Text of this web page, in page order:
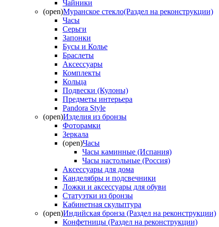
Чайники
(open)Муранское стекло(Раздел на реконструкции)
Часы
Серьги
Запонки
Бусы и Колье
Браслеты
Аксессуары
Комплекты
Кольца
Подвески (Кулоны)
Предметы интерьера
Pandora Style
(open)Изделия из бронзы
Фоторамки
Зеркала
(open)Часы
Часы каминные (Испания)
Часы настольные (Россия)
Аксессуары для дома
Канделябры и подсвечники
Ложки и аксессуары для обуви
Статуэтки из бронзы
Кабинетная скульптура
(open)Индийская бронза (Раздел на реконструкции)
Конфетницы (Раздел на реконструкции)